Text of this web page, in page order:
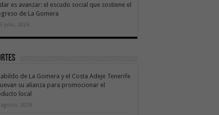
es avanzar: el escudo social que sostiene el
de La Gomera
julio, 2026
de La Gomera y el Costa Adeje Tenerife
su alianza para promocionar el
local
agosto, 2026